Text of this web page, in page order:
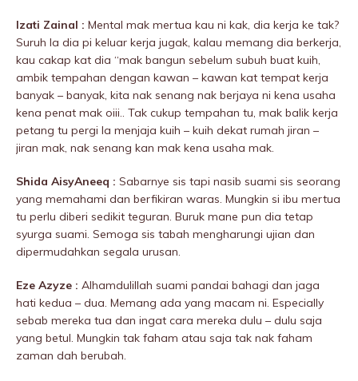
Izati Zainal : Mental mak mertua kau ni kak, dia kerja ke tak?
Suruh la dia pi keluar kerja jugak, kalau memang dia berkerja,
kau cakap kat dia “mak bangun sebelum subuh buat kuih,
ambik tempahan dengan kawan – kawan kat tempat kerja
banyak – banyak, kita nak senang nak berjaya ni kena usaha
kena penat mak oiii.. Tak cukup tempahan tu, mak balik kerja
petang tu pergi la menjaja kuih – kuih dekat rumah jiran –
jiran mak, nak senang kan mak kena usaha mak.
Shida AisyAneeq : Sabarnye sis tapi nasib suami sis seorang
yang memahami dan berfikiran waras. Mungkin si ibu mertua
tu perlu diberi sedikit teguran. Buruk mane pun dia tetap
syurga suami. Semoga sis tabah mengharungi ujian dan
dipermudahkan segala urusan.
Eze Azyze : Alhamdulillah suami pandai bahagi dan jaga
hati kedua – dua. Memang ada yang macam ni. Especially
sebab mereka tua dan ingat cara mereka dulu – dulu saja
yang betul. Mungkin tak faham atau saja tak nak faham
zaman dah berubah.